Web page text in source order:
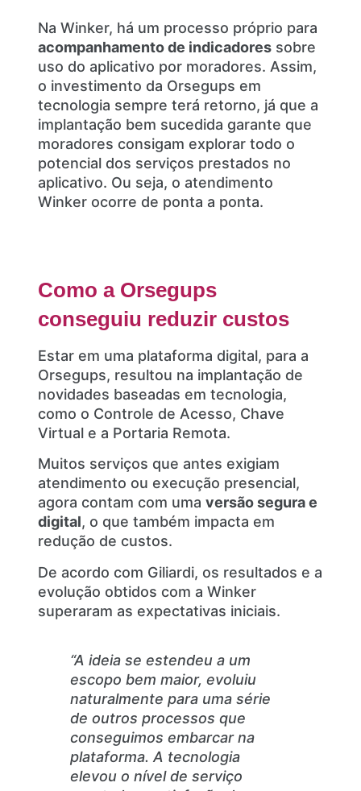
Na Winker, há um processo próprio para
acompanhamento de indicadores sobre
uso do aplicativo por moradores. Assim,
o investimento da Orsegups em
tecnologia sempre terá retorno, já que a
implantação bem sucedida garante que
moradores consigam explorar todo o
potencial dos serviços prestados no
aplicativo. Ou seja, o atendimento
Winker ocorre de ponta a ponta.
Como a Orsegups
conseguiu reduzir custos
Estar em uma plataforma digital, para a
Orsegups, resultou na implantação de
novidades baseadas em tecnologia,
como o Controle de Acesso, Chave
Virtual e a Portaria Remota.
Muitos serviços que antes exigiam
atendimento ou execução presencial,
agora contam com umaversão segura e
digital, o que também impacta em
redução de custos.
De acordo com Giliardi, os resultados e a
evolução obtidos com a Winker
superaram as expectativas iniciais.
“A ideia se estendeu a um
escopo bem maior, evoluiu
naturalmente para uma série
de outros processos que
conseguimos embarcar na
plataforma. A tecnologia
elevou o nível de serviço